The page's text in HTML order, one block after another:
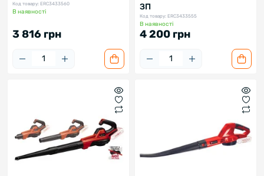
Код товару: ERC3433560
В наявності
3 816 грн
ЗП
Код товару: ERC3433555
В наявності
4 200 грн